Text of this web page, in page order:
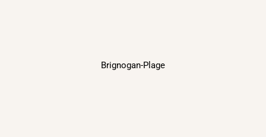
Brignogan-Plage